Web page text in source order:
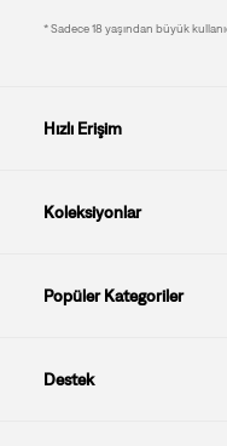
* Sadece 18 yaşından büyük
Hızlı Erişim
Koleksiyonlar
Popüler Kategoriler
Destek